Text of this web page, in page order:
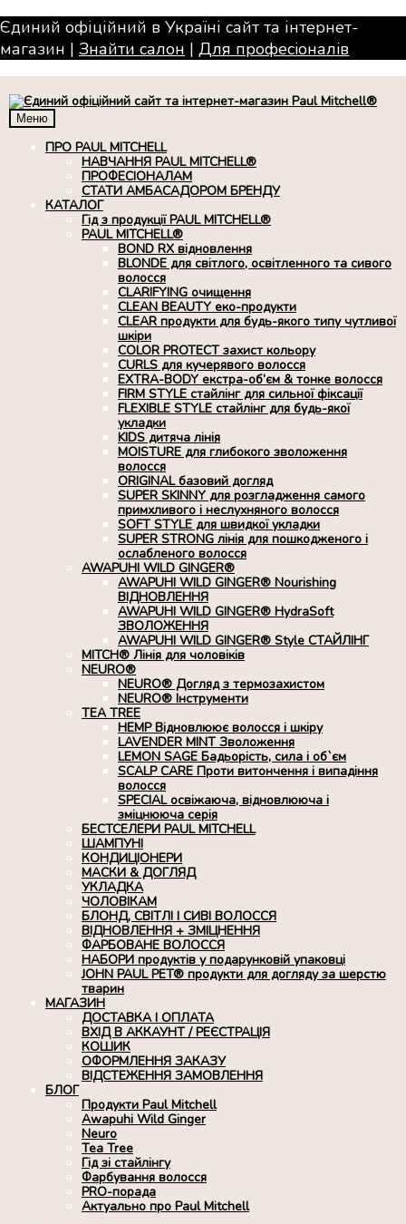
Єдиний офіційний в Україні сайт та інтернет-
магазин | Знайти салон | Для професiоналiв
Меню
ПРО PAUL MITCHELL
НАВЧАННЯ PAUL MITCHELL®
ПРОФЕСІОНАЛАМ
СТАТИ АМБАСАДОРОМ БРЕНДУ
КАТАЛОГ
Гід з продукції PAUL MITCHELL®
PAUL MITCHELL®
BOND RX вiдновлення
BLONDE для світлого, освітленного та сивого
волосся
CLARIFYING очищення
CLEAN BEAUTY еко-продукти
CLEAR продукти для будь-якого типу чутливої
шкіри
COLOR PROTECT захист кольору
CURLS для кучерявого волосся
EXTRA-BODY екстра-об’єм & тонке волосся
FIRM STYLE стайлінг для сильної фіксації
FLEXIBLE STYLE стайлінг для будь-якої
укладки
KIDS дитяча лінія
MOISTURE для глибокого зволоження
волосся
ORIGINAL базовий догляд
SUPER SKINNY для розгладження самого
примхливого і неслухняного волосся
SOFT STYLE для швидкої укладки
SUPER STRONG лінія для пошкодженого і
ослабленого волосся
AWAPUHI WILD GINGER®
AWAPUHI WILD GINGER® Nourishing
ВІДНОВЛЕННЯ
AWAPUHI WILD GINGER® HydraSoft
ЗВОЛОЖЕННЯ
AWAPUHI WILD GINGER® Style СТАЙЛІНГ
MITCH® Лінія для чоловіків
NEURO®
NEURO® Догляд з термозахистом
NEURO® Інструменти
TEA TREE
HEMP Відновлюює волосся і шкіру
LAVENDER MINT Зволоження
LEMON SAGE Бадьорість, сила і об`єм
SCALP CARE Проти витончення і випадіння
волосся
SPECIAL освіжаюча, відновлююча і
зміцнююча серія
БЕСТСЕЛЕРИ PAUL MITCHELL
ШАМПУНІ
КОНДИЦІОНЕРИ
МАСКИ & ДОГЛЯД
УКЛАДКА
ЧОЛОВІКАМ
БЛОНД, СВІТЛІ І СИВІ ВОЛОССЯ
ВІДНОВЛЕННЯ + ЗМІЦНЕННЯ
ФАРБОВАНЕ ВОЛОССЯ
НАБОРИ продуктів у подарунковій упаковці
JOHN PAUL PET® продукти для догляду за шерстю
тварин
МАГАЗИН
ДОСТАВКА І ОПЛАТА
ВХІД В АККАУНТ / РЕЄСТРАЦІЯ
КОШИК
ОФОРМЛЕННЯ ЗАКАЗУ
ВІДСТЕЖЕННЯ ЗАМОВЛЕННЯ
БЛОГ
Продукти Paul Mitchell
Awapuhi Wild Ginger
Neuro
Tea Tree
Гід зі стайлінгу
Фарбування волосся
PRO-порада
Актуально про Paul Mitchell